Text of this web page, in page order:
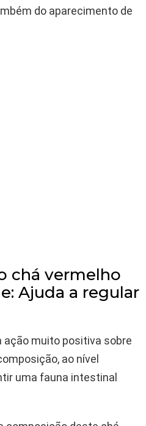
do aparecimento de
chá vermelho
Ajuda a regular
ação muito positiva sobre
ao nível
uma fauna intestinal